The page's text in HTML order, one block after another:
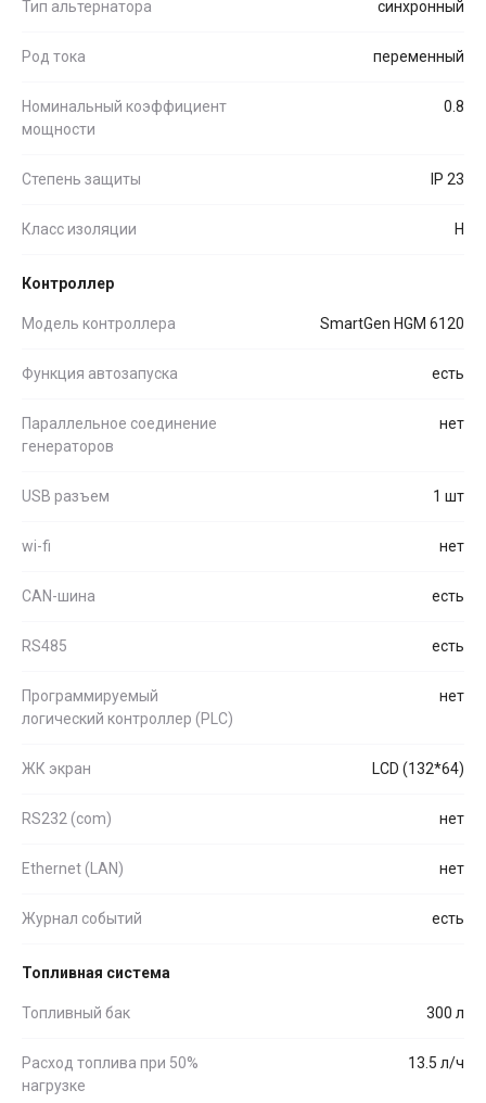
Тип альтернатора синхронный
Род тока переменный
Номинальный коэффициент
мощности
0.8
Степень защиты IP 23
Класс изоляции H
Контроллер
Модель контроллера SmartGen HGM 6120
Функция автозапуска есть
Параллельное соединение
генераторов
нет
USB разъем 1 шт
wi-fi нет
CAN-шина есть
RS485 есть
Программируемый
логический контроллер (PLC)
нет
ЖК экран LCD (132*64)
RS232 (com) нет
Ethernet (LAN) нет
Журнал событий есть
Топливная система
Топливный бак 300 л
Расход топлива при 50%
нагрузке
13.5 л/ч